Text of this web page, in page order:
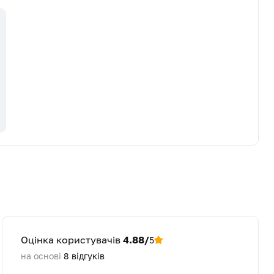
Оцінка користувачів 4.88/5
на основі 8 відгуків